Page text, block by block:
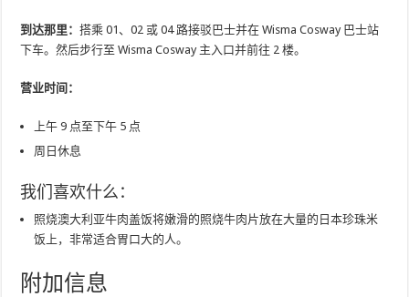
到达那里：搭乘 01、02 或 04 路接驳巴士并在 Wisma Cosway 巴士站
下车。然后步行至 Wisma Cosway 主入口并前往 2 楼。
营业时间：
上午 9 点至下午 5 点
周日休息
我们喜欢什么：
照烧澳大利亚牛肉盖饭将嫩滑的照烧牛肉片放在大量的日本珍珠米
饭上，非常适合胃口大的人。
附加信息